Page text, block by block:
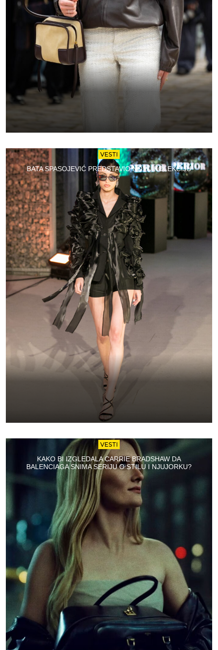
VESTI
BATA SPASOJEVIĆ PREDSTAVIO NOVU KOLEKCIJU
VESTI
KAKO BI IZGLEDALA CARRIE BRADSHAW DA
BALENCIAGA SNIMA SERIJU O STILU I NJUJORKU?